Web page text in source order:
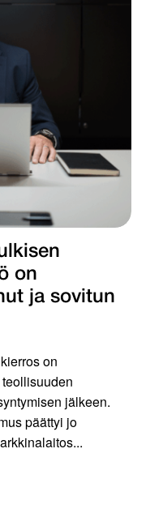
on
ja sovitun
on
jälkeen.
päättyi jo